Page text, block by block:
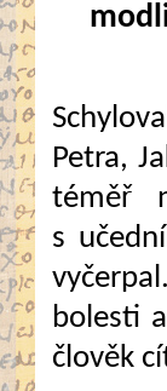
Petra,
téměř
s
bolesti
člověk